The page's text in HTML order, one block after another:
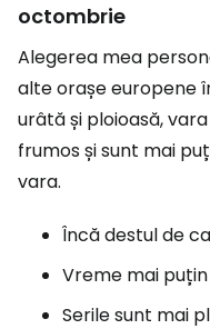
octombrie
Alegerea mea
alte orașe europene
urâtă și ploioasă,
frumos și sunt mai
vara.
Încă destul de
Vreme mai
Serile sunt mai